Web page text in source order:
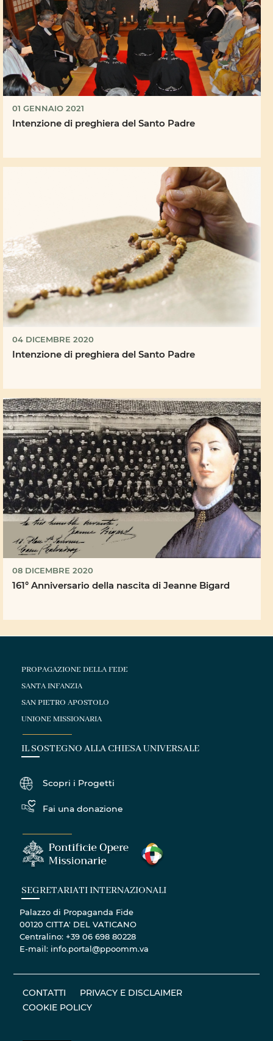
01 GENNAIO 2021
Intenzione di preghiera del Santo Padre
04 DICEMBRE 2020
Intenzione di preghiera del Santo Padre
08 DICEMBRE 2020
161° Anniversario della nascita di Jeanne Bigard
PROPAGAZIONE DELLA FEDE
SANTA INFANZIA
SAN PIETRO APOSTOLO
UNIONE MISSIONARIA
IL SOSTEGNO ALLA CHIESA UNIVERSALE
Scopri i Progetti
Fai una donazione
SEGRETARIATI INTERNAZIONALI
Palazzo di Propaganda Fide
00120 CITTA' DEL VATICANO
Centralino: +39 06 698 80228
E-mail: info.portal@ppoomm.va
CONTATTI
PRIVACY E DISCLAIMER
COOKIE POLICY